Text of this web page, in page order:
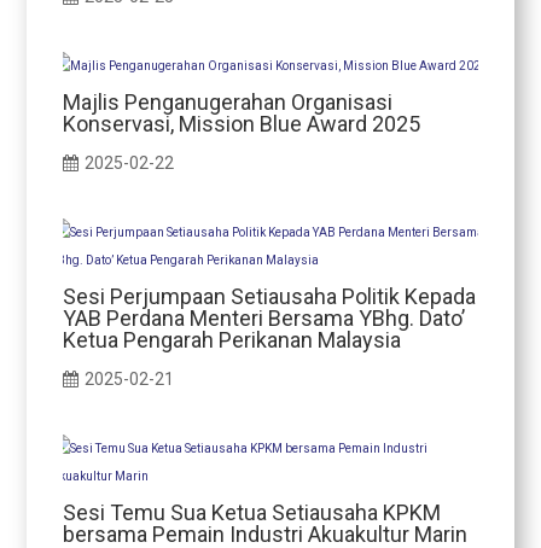
Majlis Penganugerahan Organisasi
Konservasi, Mission Blue Award 2025
2025-02-22
Sesi Perjumpaan Setiausaha Politik Kepada
YAB Perdana Menteri Bersama YBhg. Dato’
Ketua Pengarah Perikanan Malaysia
2025-02-21
Sesi Temu Sua Ketua Setiausaha KPKM
bersama Pemain Industri Akuakultur Marin